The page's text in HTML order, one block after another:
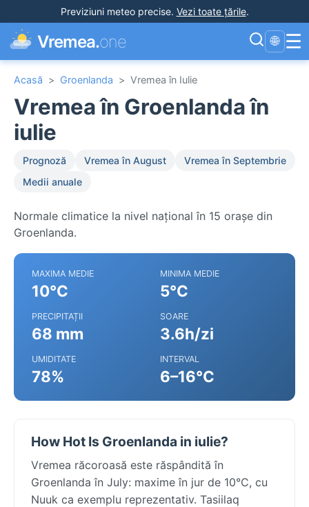
Previziuni meteo precise. Vezi toate țările.
Vremea.one 🌐 ☰
Acasă > Groenlanda > Vremea în Iulie
Vremea în Groenlanda în
iulie
Prognoză Vremea în August
Vremea în Septembrie
Medii anuale
Normale climatice la nivel național în 15 orașe din
Groenlanda.
MAXIMA MEDIE
10°C
MINIMA MEDIE
5°C
PRECIPITAȚII
68 mm
SOARE
3.6h/zi
UMIDITATE
78%
INTERVAL
6–16°C
How Hot Is Groenlanda in iulie?
Vremea răcoroasă este răspândită în
Groenlanda în July: maxime în jur de 10°C, cu
Nuuk ca exemplu reprezentativ. Tasiilaq